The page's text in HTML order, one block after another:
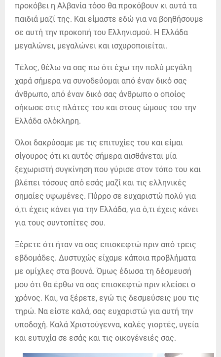
προκόβει η Αλβανία τόσο θα προκόβουν κι αυτά τα
παιδιά μαζί της. Και είμαστε εδώ για να βοηθήσουμε
σε αυτή την προκοπή του Ελληνισμού. Η Ελλάδα
μεγαλώνει, μεγαλώνει και ισχυροποιείται.
Τέλος, θέλω να σας πω ότι έχω την πολύ μεγάλη
χαρά σήμερα να συνοδεύομαι από έναν δικό σας
άνθρωπο, από έναν δικό σας άνθρωπο ο οποίος
σήκωσε στις πλάτες του και στους ώμους του την
Ελλάδα ολόκληρη.
Όλοι δακρύσαμε με τις επιτυχίες του και είμαι
σίγουρος ότι κι αυτός σήμερα αισθάνεται μία
ξεχωριστή συγκίνηση που γύρισε στον τόπο του και
βλέπει τόσους από εσάς μαζί και τις ελληνικές
σημαίες υψωμένες. Πύρρο σε ευχαριστώ πολύ για
ό,τι έχεις κάνει για την Ελλάδα, για ό,τι έχεις κάνει
για τους συντοπίτες σου.
Ξέρετε ότι ήταν να σας επισκεφτώ πριν από τρεις
εβδομάδες. Δυστυχώς είχαμε κάποια προβλήματα
με ομίχλες στα βουνά. Όμως έδωσα τη δέσμευσή
μου ότι θα έρθω να σας επισκεφτώ πριν κλείσει ο
χρόνος. Και, να ξέρετε, εγώ τις δεσμεύσεις μου τις
τηρώ. Να είστε καλά, σας ευχαριστώ για αυτή την
υποδοχή. Καλά Χριστούγεννα, καλές γιορτές, υγεία
και ευτυχία σε εσάς και τις οικογένειές σας.